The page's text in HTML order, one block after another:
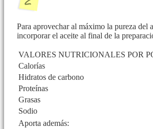
Para aprovechar al máximo la pureza del
incorporar el aceite al final de la
VALORES NUTRICIONALES POR
Calorías
Hidratos de carbono
Proteínas
Grasas
Sodio
Aporta además: